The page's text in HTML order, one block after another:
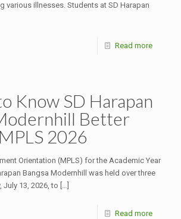
various illnesses. Students at SD Harapan
Read more
Know SD Harapan
Better
2026
Orientation (MPLS) for the Academic Year
Bangsa Modernhill was held over three
July 13, 2026, to […]
Read more